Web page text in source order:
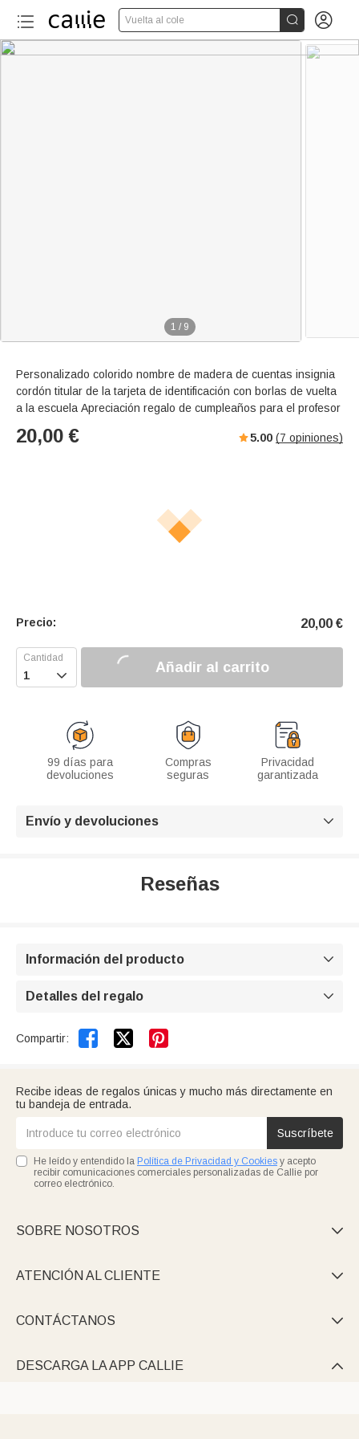
Vuelta al cole  
1 / 9
Personalizado colorido nombre de madera de cuentas insignia
cordón titular de la tarjeta de identificación con borlas de vuelta
a la escuela Apreciación regalo de cumpleaños para el profesor
20,00 € 5.00 (7 opiniones)
Precio: 20,00 €
 Añadir al carrito
99 días para
devoluciones
Compras
seguras
Privacidad
garantizada
Envío y devoluciones 
Reseñas
Información del producto 
Detalles del regalo 
Compartir:  
Recibe ideas de regalos únicas y mucho más directamente en
tu bandeja de entrada.
Suscríbete
He leído y entendido la Política de Privacidad y Cookies y acepto
recibir comunicaciones comerciales personalizadas de Callie por
correo electrónico.
SOBRE NOSOTROS 
ATENCIÓN AL CLIENTE 
CONTÁCTANOS 
DESCARGA LA APP CALLIE 